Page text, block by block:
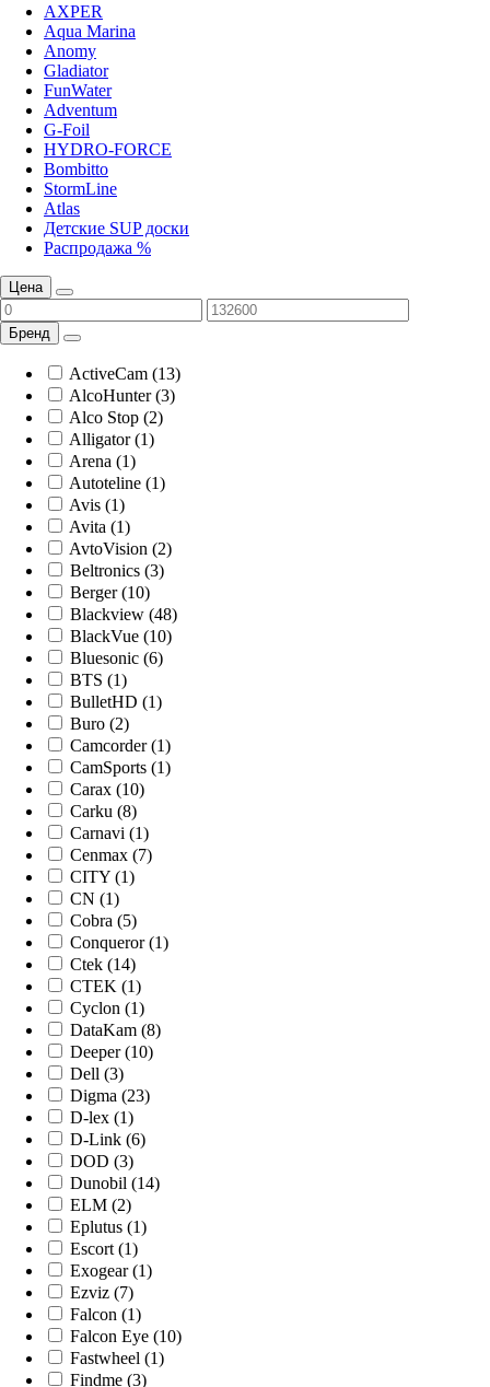
AXPER
Aqua Marina
Anomy
Gladiator
FunWater
Adventum
G-Foil
HYDRO-FORCE
Bombitto
StormLine
Atlas
Детские SUP доски
Распродажа %
Цена
Бренд
ActiveCam (13)
AlcoHunter (3)
Alco Stop (2)
Alligator (1)
Arena (1)
Autoteline (1)
Avis (1)
Avita (1)
AvtoVision (2)
Beltronics (3)
Berger (10)
Blackview (48)
BlackVue (10)
Bluesonic (6)
BTS (1)
BulletHD (1)
Buro (2)
Camcorder (1)
CamSports (1)
Carax (10)
Carku (8)
Carnavi (1)
Cenmax (7)
CITY (1)
CN (1)
Cobra (5)
Conqueror (1)
Ctek (14)
CTEK (1)
Cyclon (1)
DataKam (8)
Deeper (10)
Dell (3)
Digma (23)
D-lex (1)
D-Link (6)
DOD (3)
Dunobil (14)
ELM (2)
Eplutus (1)
Escort (1)
Exogear (1)
Ezviz (7)
Falcon (1)
Falcon Eye (10)
Fastwheel (1)
Findme (3)